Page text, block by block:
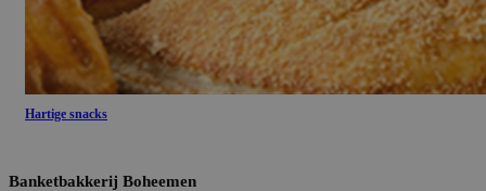
Hartige snacks
Banketbakkerij Boheemen
Strikt noodzakelijk Prestatie Targeting
Strikt noodzakelijke cookies maken de kernfunctionaliteiten
website mogelijk, zoals gebruikersaanmelding en
website kan niet goed worden gebruikt zonder de strikt